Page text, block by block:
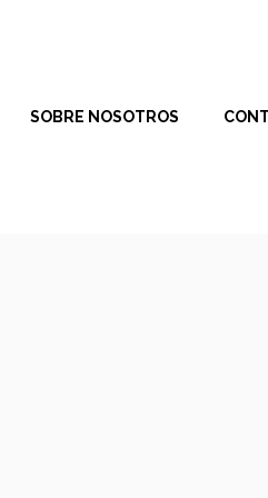
SOBRE NOSOTROS